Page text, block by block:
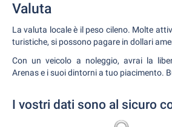
Valuta
La valuta locale è il peso cileno. Molte
turistiche, si possono pagare in dollari
Con un veicolo a noleggio, avrai la
Arenas e i suoi dintorni a tuo piacimento.
I vostri dati sono al sicuro